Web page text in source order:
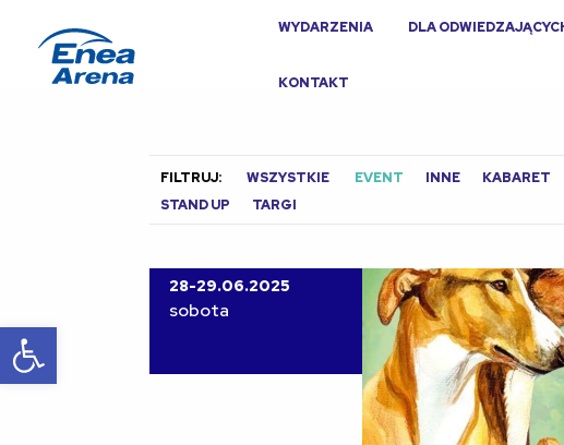
Otwórz pasek narzędzi
WYDARZENIA DLA
KONTAKT
FILTRUJ: WSZYSTKIE EVENT INNE KABARET
STAND UP
TARGI
28-29.06.2025
sobota